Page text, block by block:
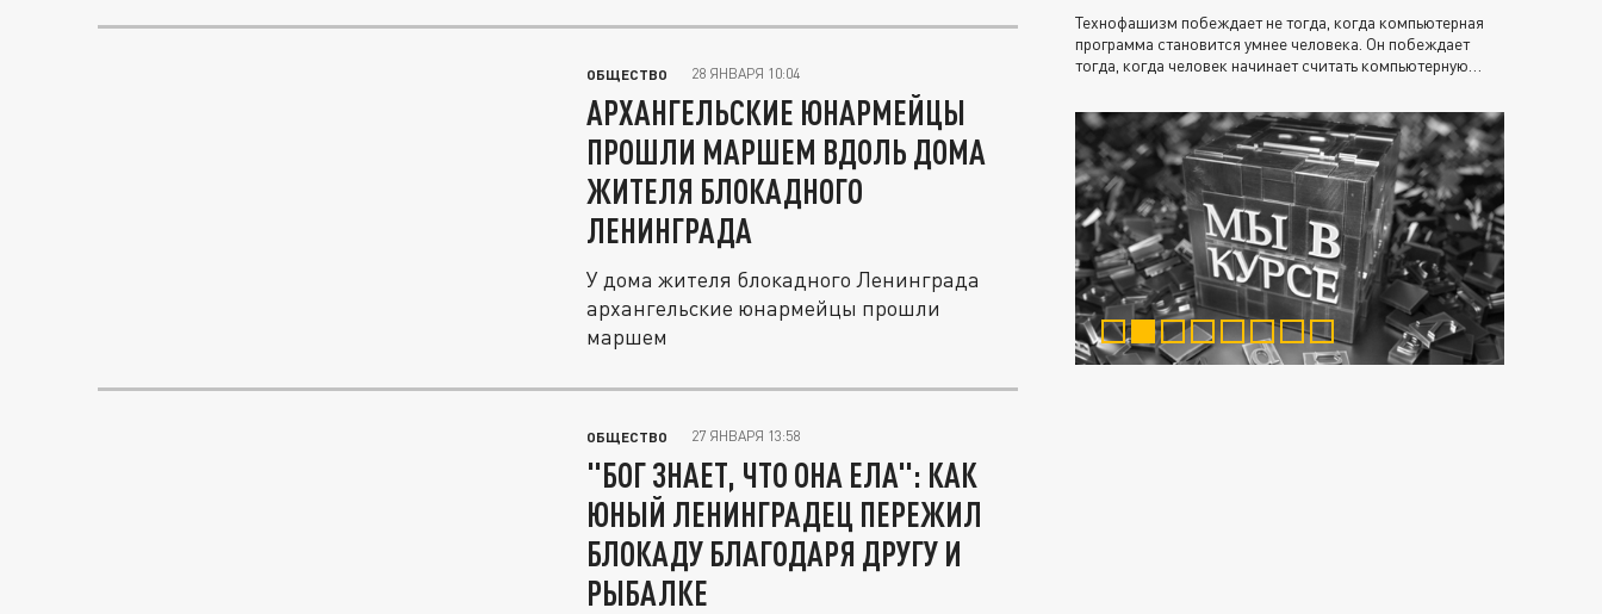
ОБЩЕСТВО 28 ЯНВАРЯ 10:04
АРХАНГЕЛЬСКИЕ ЮНАРМЕЙЦЫ
ПРОШЛИ МАРШЕМ ВДОЛЬ ДОМА
ЖИТЕЛЯ БЛОКАДНОГО
ЛЕНИНГРАДА
У дома жителя блокадного Ленинграда
архангельские юнармейцы прошли
маршем
ОБЩЕСТВО 27 ЯНВАРЯ 13:58
"БОГ ЗНАЕТ, ЧТО ОНА ЕЛА": КАК
ЮНЫЙ ЛЕНИНГРАДЕЦ ПЕРЕЖИЛ
БЛОКАДУ БЛАГОДАРЯ ДРУГУ И
РЫБАЛКЕ
Технофашизм побеждает не тогда, когда компьютерная
программа становится умнее человека. Он побеждает
тогда, когда человек начинает считать компьютерную